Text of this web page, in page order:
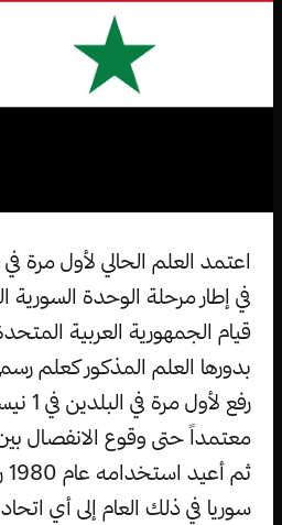
في إطار مرحلة الوحدة السورية
قيام الجمهورية العربية
بدورها العلم المذكور كعلم
سوريا في ذلك العام إلى أي